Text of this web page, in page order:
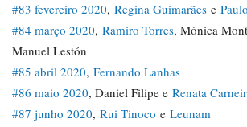
#83 fevereiro 2020, Regina Guimarães e
#84 março 2020, Ramiro Torres, Mónica
Manuel Lestón
#85 abril 2020, Fernando Lanhas
#86 maio 2020, Daniel Filipe e Renata
#87 junho 2020, Rui Tinoco e Leunam